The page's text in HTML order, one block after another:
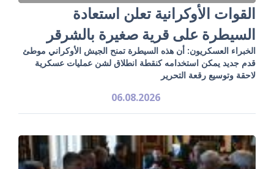
القوات الأوكرانية تعلن استعادة
السيطرة على قرية صغيرة بالشرقر
الخبراء العسكريون: أن هذه السيطرة تمنح الجيش الأوكراني موطئ
قدم جديد يمكن استخدامه كنقطة انطلاق لشن عمليات عسكرية
لاحقة وتوسيع رقعة التحرير
06.08.2026